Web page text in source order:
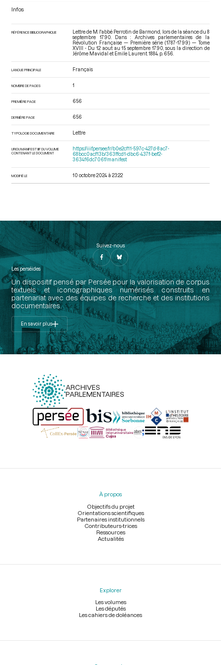
Infos
RÉFÉRENCE BIBLIOGRAPHIQUE
Lettre de M. l'abbé Perrotin de Barmond, lors de la séance du 8
septembre 1790. Dans : Archives parlementaires de la
Révolution Française — Première série (1787-1799) — Tome
XVIII - Du 12 aout au 15 septembre 1790 , sous la direction de
Jérôme Mavidal et Emile Laurent. 1884. p. 656.
LANGUE PRINCIPALE Français
NOMBRE DE PAGES 1
PREMIÈRE PAGE 656
DERNIÈRE PAGE 656
TYPOLOGIE DOCUMENTAIRE Lettre
URI DU MANIFEST IIIF DU VOLUME
CONTENANT LE DOCUMENT
https://iiif.persee.fr/b0e2cf11-597c-427d-8ac7-
68bcc0acf13b/363ffcd1-dbc6-437f-bef2-
3634f6dc706f/manifest
MODIFIÉ LE 10 octobre 2024 à 23:22
Suivez-nous
Les perséides
Un dispositif pensé par Persée pour la valorisation de corpus
textuels et iconographiques numérisés construits en
partenariat avec des équipes de recherche et des institutions
documentaires.
En savoir plus
ARCHIVES
PARLEMENTAIRES
Menu
À propos
Objectifs du projet
Orientations scientifiques
Partenaires institutionnels
Contributeurs-trices
Ressources
Actualités
Explorer
Les volumes
Les députés
Les cahiers de doléances